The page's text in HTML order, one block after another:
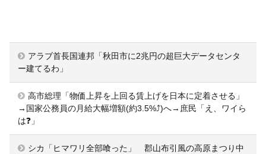
アラブ首長国連邦「秋田市に2兆円の超巨大データセンタ
ー建てるわ」
高市総理「物価上昇を上回る賃上げを日本に定着させる」
→国家公務員の月給大幅増額(約3.5%⤴)へ→庶民「え、ワイら
は❓」
シカ「ヒマワリ全部喰った」 郡山布引風の高原まつり中